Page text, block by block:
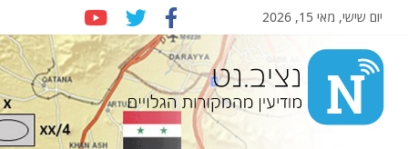
יום שישי, מאי 15, 2026
Nziv.net
מודיעין
מהמקורות